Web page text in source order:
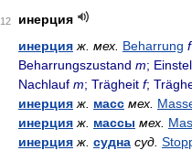
12
инерция
инерция ж. мех. Beharrung f
Beharrungszustand m;
Nachlauf m; Trägheit f;
инерция ж. масс мех.
инерция ж. массы мех.
инерция ж. судна суд.